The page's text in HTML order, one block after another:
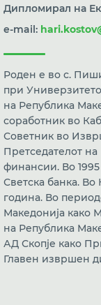
Дипломирал на
e-mail:
Роден е во с.
при
на Република
соработник во
Советник во
Претседателот
финансии. Во
Светска банка. Во
година. Во
Македонија како
на Република
АД Скопје како
Главен извршен